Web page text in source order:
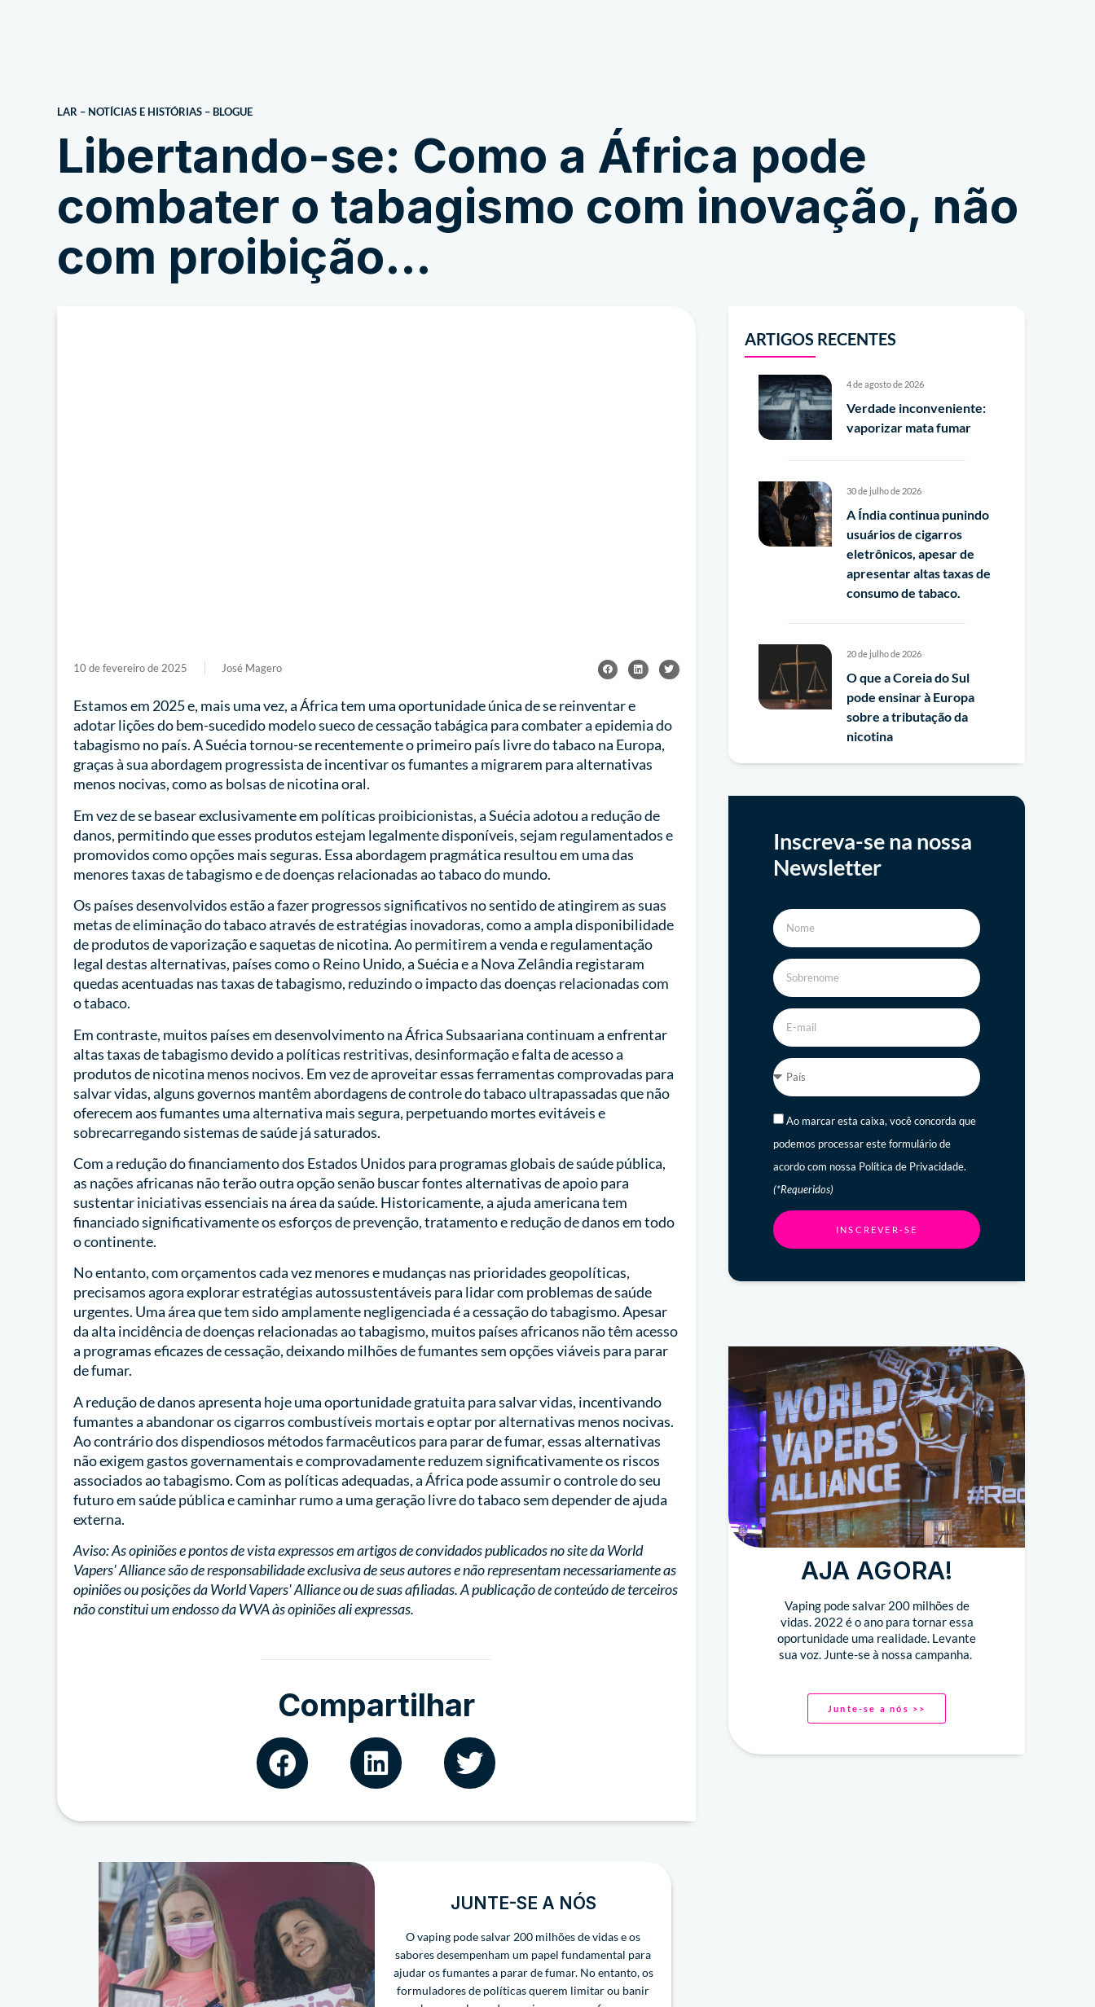
LAR – NOTÍCIAS E HISTÓRIAS – BLOGUE
Libertando-se: Como a África pode
combater o tabagismo com inovação, não
com proibição…
10 de fevereiro de 2025 José Magero
Estamos em 2025 e, mais uma vez, a África tem uma oportunidade única de se reinventar e
adotar lições do bem-sucedido modelo sueco de cessação tabágica para combater a epidemia do
tabagismo no país. A Suécia tornou-se recentemente o primeiro país livre do tabaco na Europa,
graças à sua abordagem progressista de incentivar os fumantes a migrarem para alternativas
menos nocivas, como as bolsas de nicotina oral.
Em vez de se basear exclusivamente em políticas proibicionistas, a Suécia adotou a redução de
danos, permitindo que esses produtos estejam legalmente disponíveis, sejam regulamentados e
promovidos como opções mais seguras. Essa abordagem pragmática resultou em uma das
menores taxas de tabagismo e de doenças relacionadas ao tabaco do mundo.
Os países desenvolvidos estão a fazer progressos significativos no sentido de atingirem as suas
metas de eliminação do tabaco através de estratégias inovadoras, como a ampla disponibilidade
de produtos de vaporização e saquetas de nicotina. Ao permitirem a venda e regulamentação
legal destas alternativas, países como o Reino Unido, a Suécia e a Nova Zelândia registaram
quedas acentuadas nas taxas de tabagismo, reduzindo o impacto das doenças relacionadas com
o tabaco.
Em contraste, muitos países em desenvolvimento na África Subsaariana continuam a enfrentar
altas taxas de tabagismo devido a políticas restritivas, desinformação e falta de acesso a
produtos de nicotina menos nocivos. Em vez de aproveitar essas ferramentas comprovadas para
salvar vidas, alguns governos mantêm abordagens de controle do tabaco ultrapassadas que não
oferecem aos fumantes uma alternativa mais segura, perpetuando mortes evitáveis e
sobrecarregando sistemas de saúde já saturados.
Com a redução do financiamento dos Estados Unidos para programas globais de saúde pública,
as nações africanas não terão outra opção senão buscar fontes alternativas de apoio para
sustentar iniciativas essenciais na área da saúde. Historicamente, a ajuda americana tem
financiado significativamente os esforços de prevenção, tratamento e redução de danos em todo
o continente.
No entanto, com orçamentos cada vez menores e mudanças nas prioridades geopolíticas,
precisamos agora explorar estratégias autossustentáveis para lidar com problemas de saúde
urgentes. Uma área que tem sido amplamente negligenciada é a cessação do tabagismo. Apesar
da alta incidência de doenças relacionadas ao tabagismo, muitos países africanos não têm acesso
a programas eficazes de cessação, deixando milhões de fumantes sem opções viáveis para parar
de fumar.
A redução de danos apresenta hoje uma oportunidade gratuita para salvar vidas, incentivando
fumantes a abandonar os cigarros combustíveis mortais e optar por alternativas menos nocivas.
Ao contrário dos dispendiosos métodos farmacêuticos para parar de fumar, essas alternativas
não exigem gastos governamentais e comprovadamente reduzem significativamente os riscos
associados ao tabagismo. Com as políticas adequadas, a África pode assumir o controle do seu
futuro em saúde pública e caminhar rumo a uma geração livre do tabaco sem depender de ajuda
externa.
Aviso: As opiniões e pontos de vista expressos em artigos de convidados publicados no site da World
Vapers' Alliance são de responsabilidade exclusiva de seus autores e não representam necessariamente as
opiniões ou posições da World Vapers' Alliance ou de suas afiliadas. A publicação de conteúdo de terceiros
não constitui um endosso da WVA às opiniões ali expressas.
Compartilhar
ARTIGOS RECENTES
4 de agosto de 2026
Verdade inconveniente:
vaporizar mata fumar
30 de julho de 2026
A Índia continua punindo
usuários de cigarros
eletrônicos, apesar de
apresentar altas taxas de
consumo de tabaco.
20 de julho de 2026
O que a Coreia do Sul
pode ensinar à Europa
sobre a tributação da
nicotina
Inscreva-se na nossa
Newsletter
Ao marcar esta caixa, você concorda que
podemos processar este formulário de
acordo com nossa Política de Privacidade.
(*Requeridos)
INSCREVER-SE
AJA AGORA!
Vaping pode salvar 200 milhões de
vidas. 2022 é o ano para tornar essa
oportunidade uma realidade. Levante
sua voz. Junte-se à nossa campanha.
Junte-se a nós >>
JUNTE-SE A NÓS
O vaping pode salvar 200 milhões de vidas e os
sabores desempenham um papel fundamental para
ajudar os fumantes a parar de fumar. No entanto, os
formuladores de políticas querem limitar ou banir